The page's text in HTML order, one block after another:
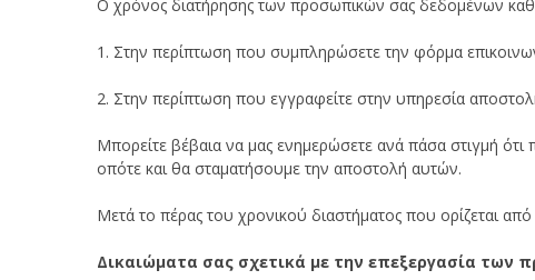
Ο χρόνος διατήρησης των προσωπικών σας δεδομένων
1. Στην περίπτωση που συμπληρώσετε την φόρμα
2. Στην περίπτωση που εγγραφείτε στην υπηρεσία
Μπορείτε βέβαια να μας ενημερώσετε ανά πάσα στιγμή
οπότε και θα σταματήσουμε την αποστολή αυτών.
Μετά το πέρας του χρονικού διαστήματος που ορίζεται
Δικαιώματα σας σχετικά με την επεξεργασία των